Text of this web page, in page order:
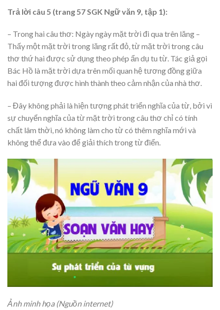
Trả lời câu 5 (trang 57 SGK Ngữ văn 9, tập 1):
– Trong hai câu thơ: Ngày ngày mặt trời đi qua trên lăng –
Thấy một mặt trời trong lăng rất đỏ, từ mặt trời trong câu
thơ thứ hai được sử dụng theo phép ẩn dụ tu từ. Tác giả gọi
Bác Hồ là mặt trời dựa trên mối quan hệ tương đồng giữa
hai đối tượng được hình thành theo cảm nhận của nhà thơ.
– Đây không phải là hiện tượng phát triển nghĩa của từ, bởi vì
sự chuyển nghĩa của từ mặt trời trong câu thơ chỉ có tính
chất lâm thời, nó không làm cho từ có thêm nghĩa mới và
không thể đưa vào để giải thích trong từ điển.
Ảnh minh họa (Nguồn internet)